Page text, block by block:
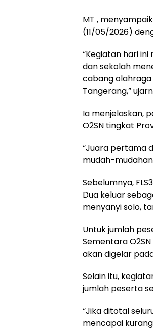
MT ,
(11/05/2026)
“Kegiatan hari
dan sekolah
cabang
Tangerang,”
Ia menjelaskan,
O2SN tingkat
“Juara pertama
mudah-
Sebelumnya,
Dua keluar
menyanyi solo,
Untuk jumlah
Sementara O2SN
akan digelar
Selain itu,
jumlah peserta
“Jika ditotal
mencapai